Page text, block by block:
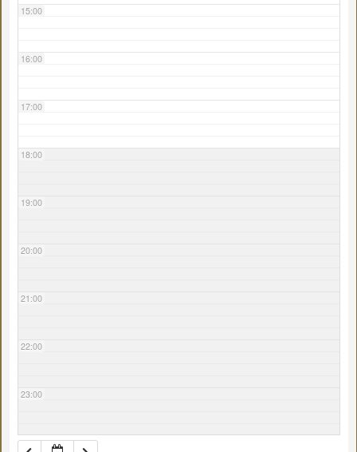
15:00
16:00
17:00
18:00
19:00
20:00
21:00
22:00
23:00